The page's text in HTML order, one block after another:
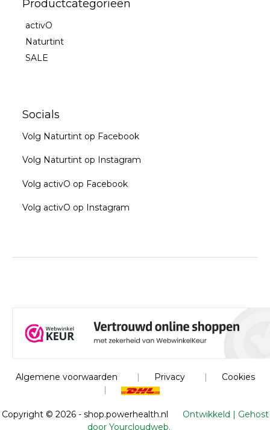
Productcategorieën
activO
Naturtint
SALE
Socials
Volg Naturtint op Facebook
Volg Naturtint op Instagram
Volg activO op Facebook
Volg activO op Instagram
Algemene voorwaarden Privacy
Cookies
Copyright © 2026 - shop.powerhealth.nl
Ontwikkeld | Gehost
door Yourcloudweb.